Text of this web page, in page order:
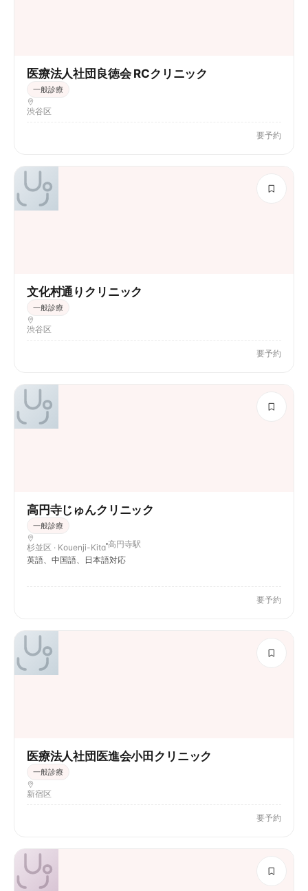
医療法人社団良徳会 RCクリニック
一般診療
渋谷区
要予約
文化村通りクリニック
一般診療
渋谷区
要予約
高円寺じゅんクリニック
一般診療
杉並区 · Kouenji-Kita 高円寺駅
英語、中国語、日本語対応
要予約
医療法人社団医進会小田クリニック
一般診療
新宿区
要予約